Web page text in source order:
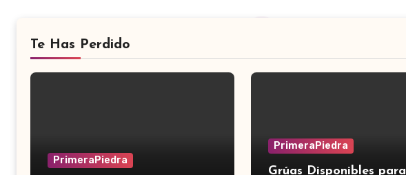
Te Has Perdido
PrimeraPiedra
PrimeraPiedra
Grúas Disponibles para